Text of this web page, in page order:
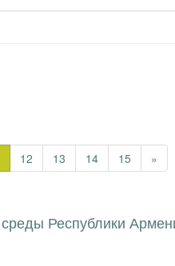
12 13 14 15 »
Республики